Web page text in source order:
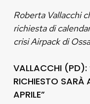
Roberta Vallacchi
richiesta di
crisi Airpack di
VALLACCHI (PD):
RICHIESTO
APRILE”